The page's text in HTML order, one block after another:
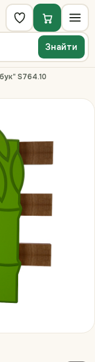
Знайти
S764.10